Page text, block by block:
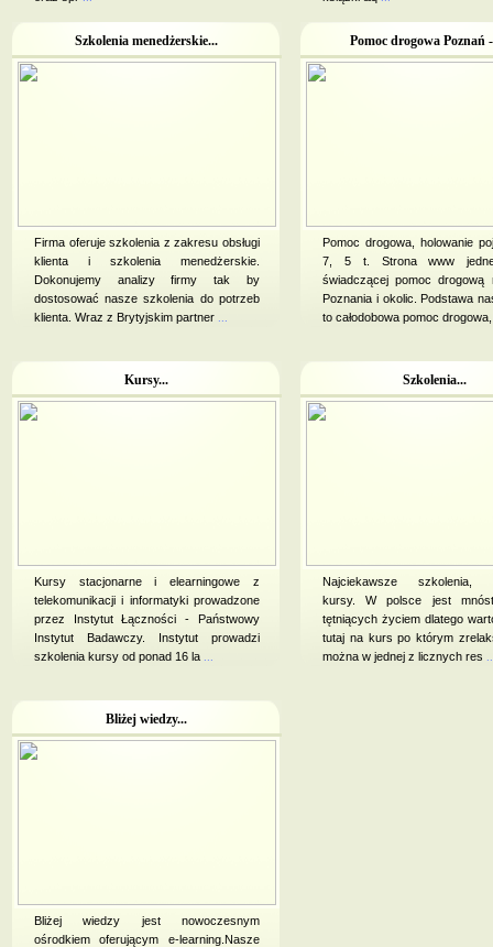
Szkolenia menedżerskie...
Firma oferuje szkolenia z zakresu obsługi
klienta i szkolenia menedżerskie.
Dokonujemy analizy firmy tak by
dostosować nasze szkolenia do potrzeb
klienta. Wraz z Brytyjskim partner
Pomoc drogowa Poznań
Pomoc drogowa, holowanie
7, 5 t. Strona www
świadczącej pomoc drogową
Poznania i okolic. Podstawa
to całodobowa pomoc
Kursy...
Kursy stacjonarne i elearningowe z
telekomunikacji i informatyki prowadzone
przez Instytut Łączności - Państwowy
Instytut Badawczy. Instytut prowadzi
szkolenia kursy od ponad 16 la
Szkolenia...
Najciekawsze szkolenia,
kursy. W polsce jest
tętniących życiem dlatego
tutaj na kurs po którym
można w jednej z licznych res
Bliżej wiedzy...
Bliżej wiedzy jest nowoczesnym
ośrodkiem oferującym e-learning.Nasze